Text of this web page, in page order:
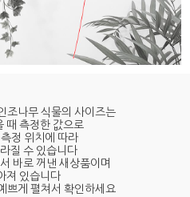
조나무 식물의 사이즈는
때 측정한 값으로
정 위치에 따라
질 수 있습니다
바로 꺼낸 새상품이며
져 있습니다
쁘게 펼쳐서 확인하세요